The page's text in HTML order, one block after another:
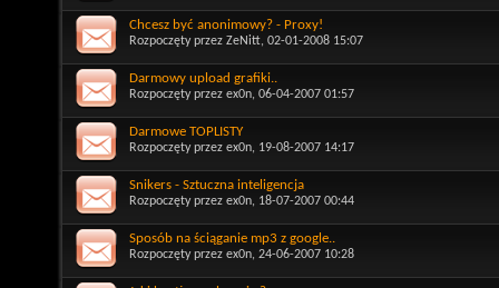
Chcesz być anonimowy? - Proxy!
Rozpoczęty przez ZeNitt, 02-01-2008 15:07
Darmowy upload grafiki..
Rozpoczęty przez ex0n, 06-04-2007 01:57
Darmowe TOPLISTY
Rozpoczęty przez ex0n, 19-08-2007 14:17
Snikers - Sztuczna inteligencja
Rozpoczęty przez ex0n, 18-07-2007 00:44
Sposób na ściąganie mp3 z google..
Rozpoczęty przez ex0n, 24-06-2007 10:28